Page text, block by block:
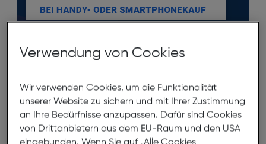
Produktbeschreibung
Felixx Back Hybrid MagSafe App
iPhone 14 Pro Max clear
Verwendung von Cookies
Wir verwenden Cookies, um die Funktionalität
unserer Website zu sichern und mit Ihrer Zustimmung
an Ihre Bedürfnisse anzupassen. Dafür sind Cookies
von Drittanbietern aus dem EU-Raum und den USA